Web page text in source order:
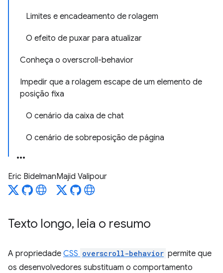
Limites e encadeamento de rolagem
O efeito de puxar para atualizar
Conheça o overscroll-behavior
Impedir que a rolagem escape de um elemento de
posição fixa
O cenário da caixa de chat
O cenário de sobreposição de página
Eric BidelmanMajid Valipour
Texto longo, leia o resumo
A propriedade CSS overscroll-behavior permite que
os desenvolvedores substituam o comportamento